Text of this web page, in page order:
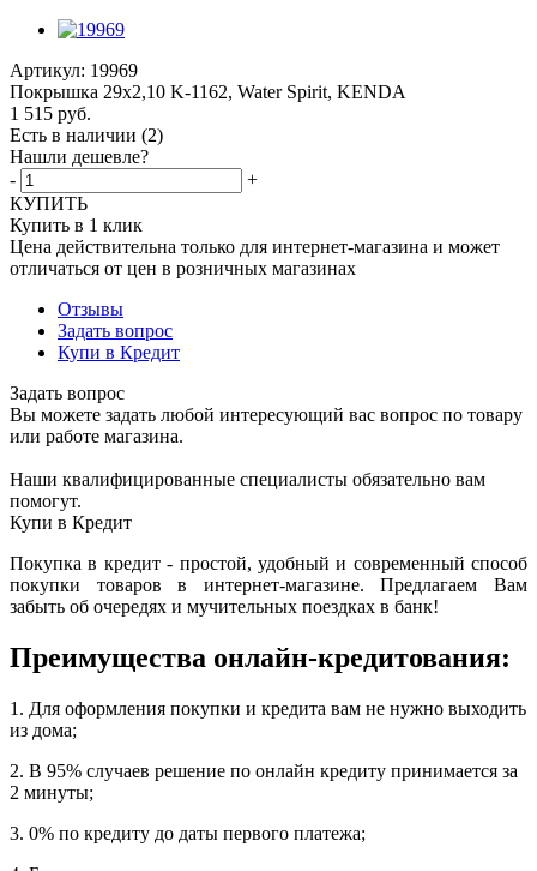
Артикул: 19969
Покрышка 29x2,10 K-1162, Water Spirit, KENDA
1 515 руб.
Есть в наличии (2)
Нашли дешевле?
-
+
КУПИТЬ
Купить в 1 клик
Цена действительна только для интернет-магазина и может
отличаться от цен в розничных магазинах
Отзывы
Задать вопрос
Купи в Кредит
Задать вопрос
Вы можете задать любой интересующий вас вопрос по товару
или работе магазина.
Наши квалифицированные специалисты обязательно вам
помогут.
Купи в Кредит
Покупка в кредит - простой, удобный и современный способ
покупки товаров в интернет-магазине. Предлагаем Вам
забыть об очередях и мучительных поездках в банк!
Преимущества онлайн-кредитования:
1. Для оформления покупки и кредита вам не нужно выходить
из дома;
2. В 95% случаев решение по онлайн кредиту принимается за
2 минуты;
3. 0% по кредиту до даты первого платежа;